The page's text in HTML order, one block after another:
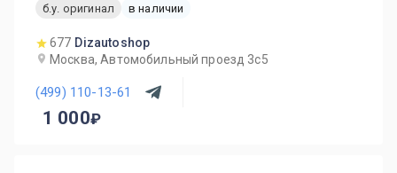
б.у. оригинал
в наличии
677 Dizautoshop
Москва, Автомобильный проезд 3с5
(499) 110-13-61
1 000